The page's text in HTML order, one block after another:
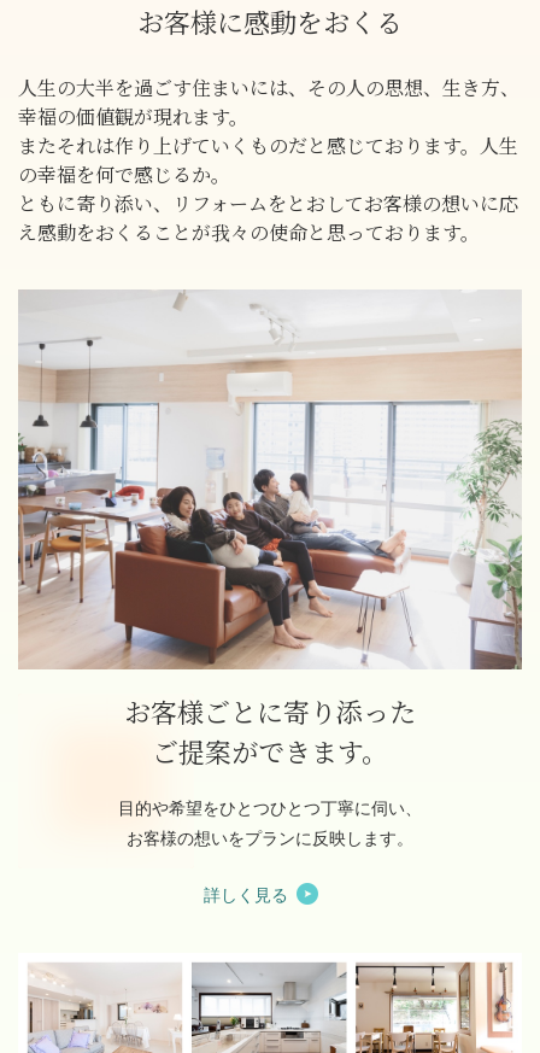
お客様に感動をおくる
人生の大半を過ごす住まいには、その人の思想、生き方、
幸福の価値観が現れます。
またそれは作り上げていくものだと感じております。人生
の幸福を何で感じるか。
ともに寄り添い、リフォームをとおしてお客様の想いに応
え感動をおくることが我々の使命と思っております。
お客様ごとに寄り添った
ご提案ができます。
目的や希望をひとつひとつ丁寧に伺い、
お客様の想いをプランに反映します。
詳しく見る